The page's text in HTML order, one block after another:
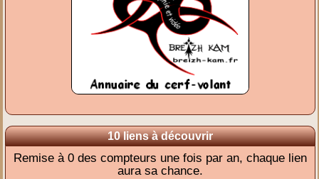
10 liens à découvrir
Remise à 0 des compteurs une fois par an, chaque lien
aura sa chance.